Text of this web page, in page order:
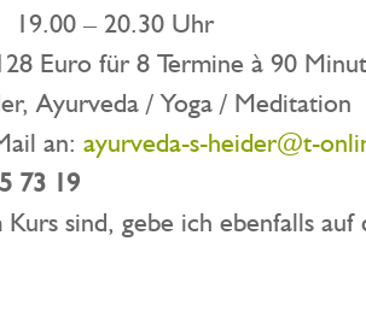
19.00 – 20.30 Uhr
Euro für 8 Termine à 90
Ayurveda / Yoga / Meditation
an:ayurveda-s-heider@t-
73 19
Kurs sind, gebe ich ebenfalls